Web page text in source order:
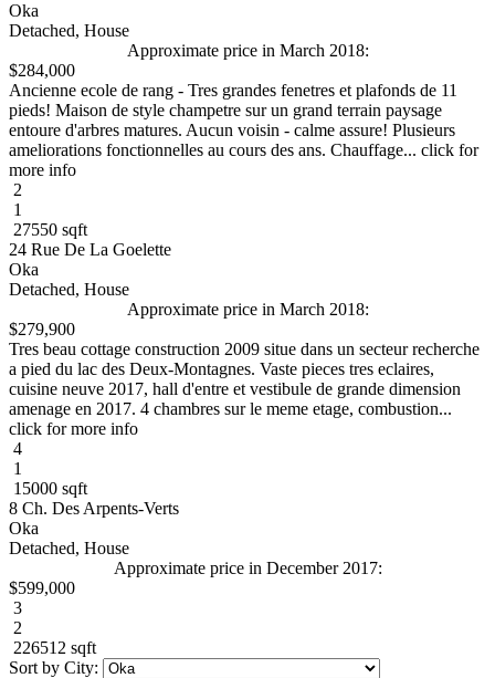
Oka
Detached, House
Approximate price in March 2018:
$284,000
Ancienne ecole de rang - Tres grandes fenetres et plafonds de 11
pieds! Maison de style champetre sur un grand terrain paysage
entoure d'arbres matures. Aucun voisin - calme assure! Plusieurs
ameliorations fonctionnelles au cours des ans. Chauffage... click for
more info
2
1
27550 sqft
24 Rue De La Goelette
Oka
Detached, House
Approximate price in March 2018:
$279,900
Tres beau cottage construction 2009 situe dans un secteur recherche
a pied du lac des Deux-Montagnes. Vaste pieces tres eclaires,
cuisine neuve 2017, hall d'entre et vestibule de grande dimension
amenage en 2017. 4 chambres sur le meme etage, combustion...
click for more info
4
1
15000 sqft
8 Ch. Des Arpents-Verts
Oka
Detached, House
Approximate price in December 2017:
$599,000
3
2
226512 sqft
Sort by City: